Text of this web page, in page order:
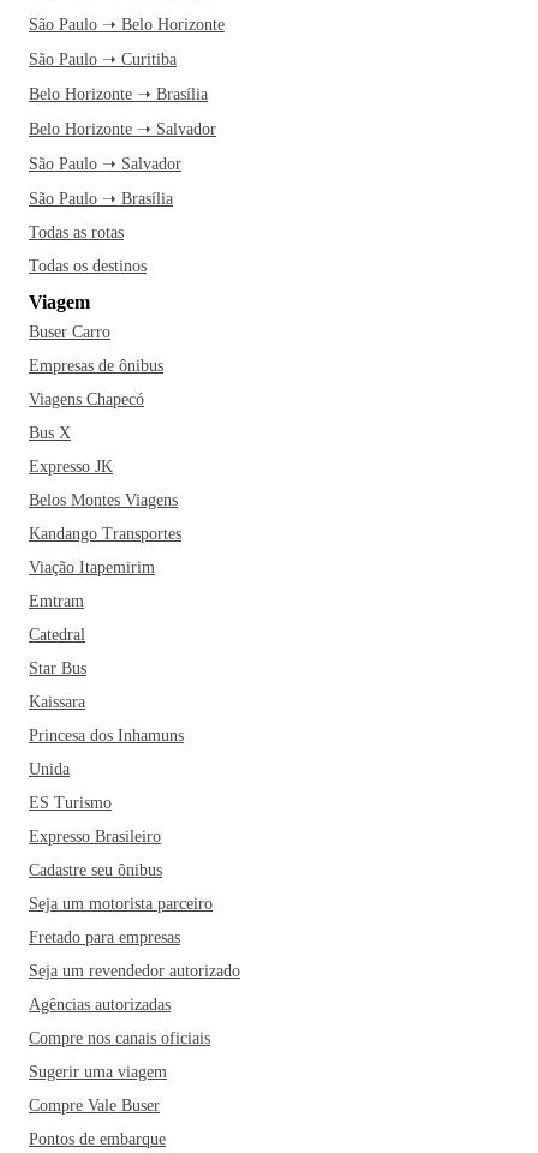
São Paulo ➝ Belo Horizonte
São Paulo ➝ Curitiba
Belo Horizonte ➝ Brasília
Belo Horizonte ➝ Salvador
São Paulo ➝ Salvador
São Paulo ➝ Brasília
Todas as rotas
Todas os destinos
Viagem
Buser Carro
Empresas de ônibus
Viagens Chapecó
Bus X
Expresso JK
Belos Montes Viagens
Kandango Transportes
Viação Itapemirim
Emtram
Catedral
Star Bus
Kaissara
Princesa dos Inhamuns
Unida
ES Turismo
Expresso Brasileiro
Cadastre seu ônibus
Seja um motorista parceiro
Fretado para empresas
Seja um revendedor autorizado
Agências autorizadas
Compre nos canais oficiais
Sugerir uma viagem
Compre Vale Buser
Pontos de embarque